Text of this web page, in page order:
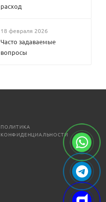
расход
18 февраля 2026
Часто задаваемые
вопросы
ПОЛИТИКА
КОНФИДЕНЦИАЛЬНОСТИ